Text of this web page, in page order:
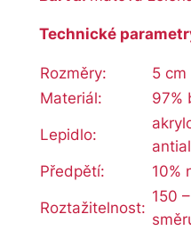
Technické
Rozměry:
5 cm
Materiál:
97%
Lepidlo:
Předpětí:
10%
Roztažitelnost:
150